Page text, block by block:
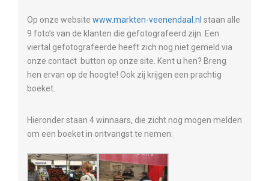
Op onze website www.markten-veenendaal.nl staan alle
9 foto’s van de klanten die gefotografeerd zijn. Een
viertal gefotografeerde heeft zich nog niet gemeld via
onze contact button op onze site. Kent u hen? Breng
hen ervan op de hoogte! Ook zij krijgen een prachtig
boeket.
Hieronder staan 4 winnaars, die zicht nog mogen melden
om een boeket in ontvangst te nemen: